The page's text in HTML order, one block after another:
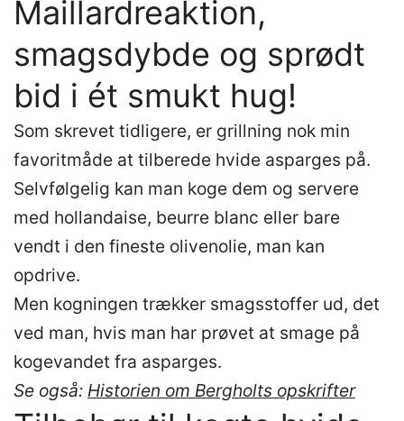
Maillardreaktion,
smagsdybde og sprødt
bid i ét smukt hug!
Som skrevet tidligere, er grillning nok min
favoritmåde at tilberede hvide asparges på.
Selvfølgelig kan man koge dem og servere
med hollandaise, beurre blanc eller bare
vendt i den fineste olivenolie, man kan
opdrive.
Men kogningen trækker smagsstoffer ud, det
ved man, hvis man har prøvet at smage på
kogevandet fra asparges.
Se også: Historien om Bergholts opskrifter